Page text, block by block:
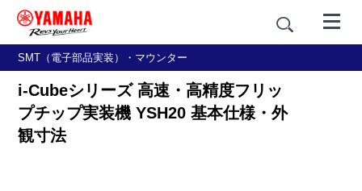
SMT（電子部品実装）・マウンター
i-Cubeシリーズ 高速・高精度フリッ
プチップ実装機 YSH20 基本仕様・外
観寸法